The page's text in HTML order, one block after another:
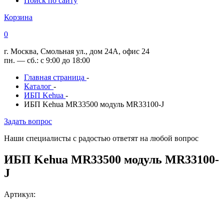
Корзина
0
г. Москва, Смольная ул., дом 24А, офис 24
пн. — сб.: с 9:00 до 18:00
Главная страница -
Каталог -
ИБП Kehua -
ИБП Kehua MR33500 модуль MR33100-J
Задать вопрос
Наши специалисты с радостью ответят на любой вопрос
ИБП Kehua MR33500 модуль MR33100-
J
Артикул: